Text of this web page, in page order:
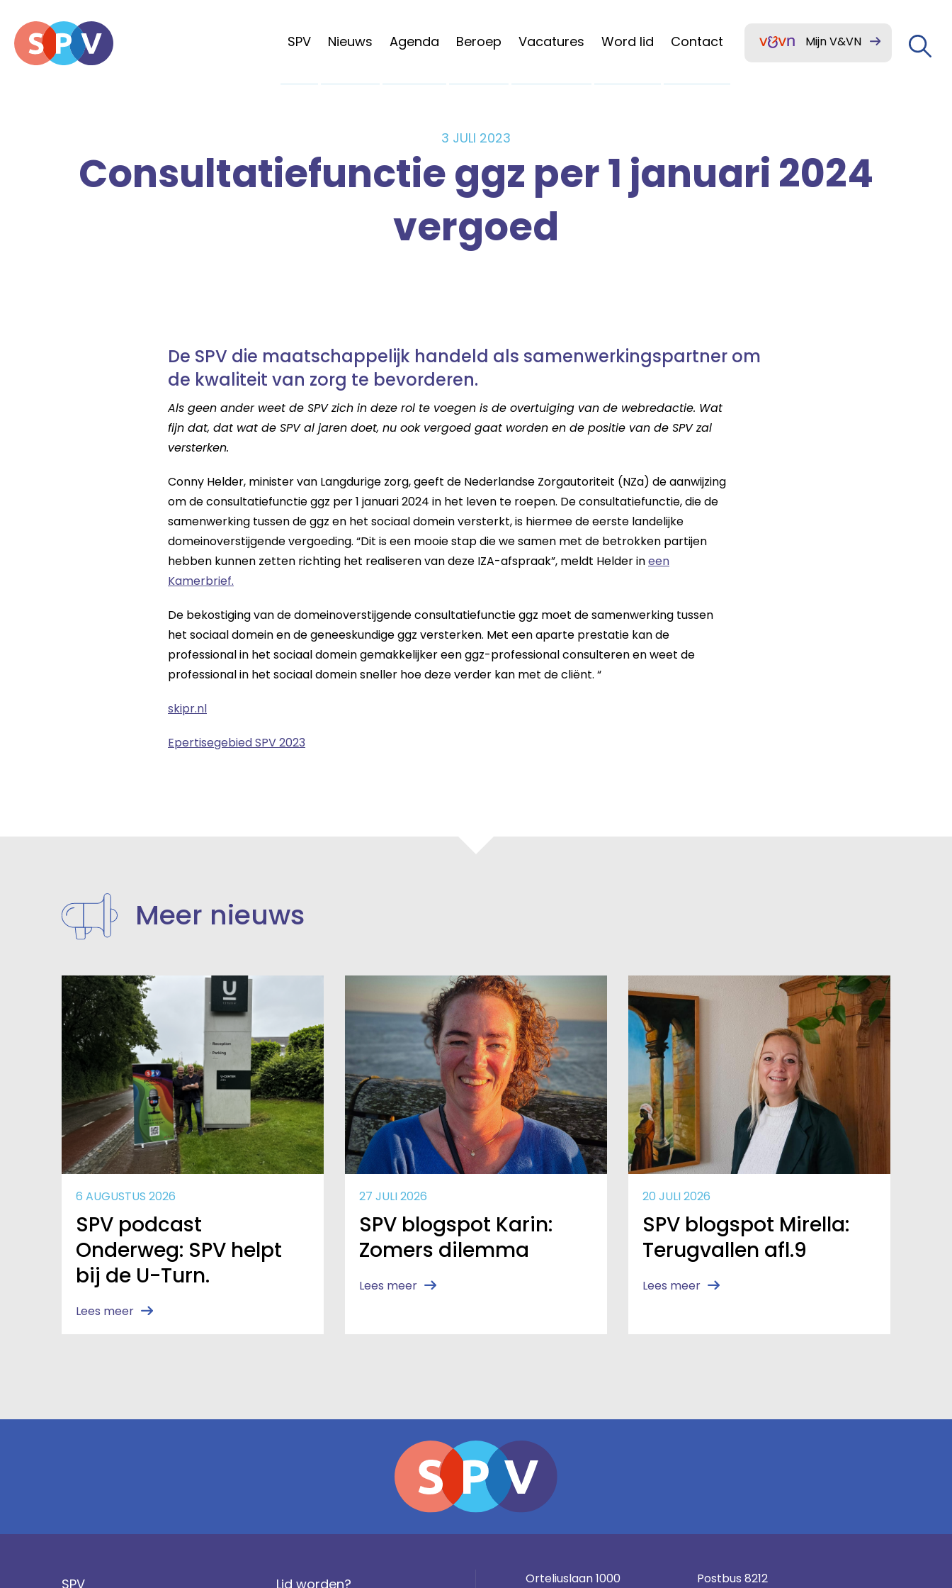
SPV Nieuws Agenda Beroep Vacatures Word lid Contact Mijn V&VN
3 JULI 2023
Consultatiefunctie ggz per 1 januari 2024
vergoed
De SPV die maatschappelijk handeld als samenwerkingspartner om
de kwaliteit van zorg te bevorderen.
Als geen ander weet de SPV zich in deze rol te voegen is de overtuiging van de webredactie. Wat
fijn dat, dat wat de SPV al jaren doet, nu ook vergoed gaat worden en de positie van de SPV zal
versterken.
Conny Helder, minister van Langdurige zorg, geeft de Nederlandse Zorgautoriteit (NZa) de aanwijzing
om de consultatiefunctie ggz per 1 januari 2024 in het leven te roepen. De consultatiefunctie, die de
samenwerking tussen de ggz en het sociaal domein versterkt, is hiermee de eerste landelijke
domeinoverstijgende vergoeding. “Dit is een mooie stap die we samen met de betrokken partijen
hebben kunnen zetten richting het realiseren van deze IZA-afspraak”, meldt Helder ineen
Kamerbrief.
De bekostiging van de domeinoverstijgende consultatiefunctie ggz moet de samenwerking tussen
het sociaal domein en de geneeskundige ggz versterken. Met een aparte prestatie kan de
professional in het sociaal domein gemakkelijker een ggz-professional consulteren en weet de
professional in het sociaal domein sneller hoe deze verder kan met de cliënt. “
skipr.nl
Epertisegebied SPV 2023
Meer nieuws
6 AUGUSTUS 2026
SPV podcast
Onderweg: SPV helpt
bij de U-Turn.
Lees meer
27 JULI 2026
SPV blogspot Karin:
Zomers dilemma
Lees meer
20 JULI 2026
SPV blogspot Mirella:
Terugvallen afl.9
Lees meer
SPV Lid worden?
Orteliuslaan 1000
Postbus 8212